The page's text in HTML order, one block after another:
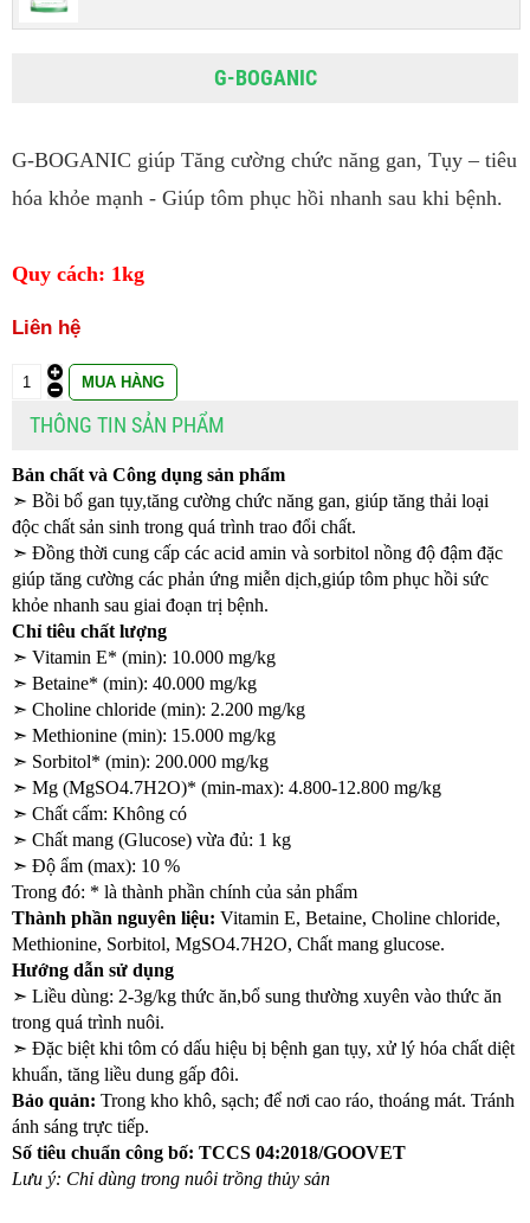
G-BOGANIC
G-BOGANIC giúp Tăng cường chức năng gan, Tụy – tiêu
hóa khỏe mạnh - Giúp tôm phục hồi nhanh sau khi bệnh.
Quy cách: 1kg
Liên hệ
THÔNG TIN SẢN PHẨM
Bản chất và Công dụng sản phẩm
➣ Bồi bổ gan tụy,tăng cường chức năng gan, giúp tăng thải loại
độc chất sản sinh trong quá trình trao đổi chất.
➣ Đồng thời cung cấp các acid amin và sorbitol nồng độ đậm đặc
giúp tăng cường các phản ứng miễn dịch,giúp tôm phục hồi sức
khỏe nhanh sau giai đoạn trị bệnh.
Chỉ tiêu chất lượng
➣ Vitamin E* (min): 10.000 mg/kg
➣ Betaine* (min): 40.000 mg/kg
➣ Choline chloride (min): 2.200 mg/kg
➣ Methionine (min): 15.000 mg/kg
➣ Sorbitol* (min): 200.000 mg/kg
➣ Mg (MgSO4.7H2O)* (min-max): 4.800-12.800 mg/kg
➣ Chất cấm: Không có
➣ Chất mang (Glucose) vừa đủ: 1 kg
➣ Độ ẩm (max): 10 %
Trong đó: * là thành phần chính của sản phẩm
Thành phần nguyên liệu: Vitamin E, Betaine, Choline chloride,
Methionine, Sorbitol, MgSO4.7H2O, Chất mang glucose.
Hướng dẫn sử dụng
➣ Liều dùng: 2-3g/kg thức ăn,bổ sung thường xuyên vào thức ăn
trong quá trình nuôi.
➣ Đặc biệt khi tôm có dấu hiệu bị bệnh gan tụy, xử lý hóa chất diệt
khuẩn, tăng liều dung gấp đôi.
Bảo quản: Trong kho khô, sạch; để nơi cao ráo, thoáng mát. Tránh
ánh sáng trực tiếp.
Số tiêu chuẩn công bố: TCCS 04:2018/GOOVET
Lưu ý: Chỉ dùng trong nuôi trồng thủy sản